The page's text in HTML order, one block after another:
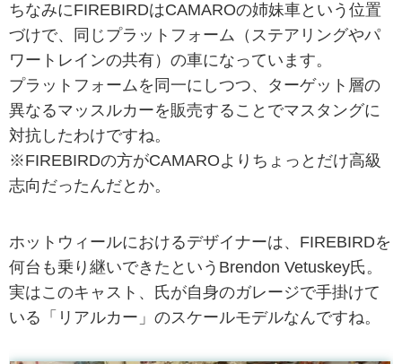
ちなみにFIREBIRDはCAMAROの姉妹車という位置
づけで、同じプラットフォーム（ステアリングやパ
ワートレインの共有）の車になっています。
プラットフォームを同一にしつつ、ターゲット層の
異なるマッスルカーを販売することでマスタングに
対抗したわけですね。
※FIREBIRDの方がCAMAROよりちょっとだけ高級
志向だったんだとか。
ホットウィールにおけるデザイナーは、FIREBIRDを
何台も乗り継いできたというBrendon Vetuskey氏。
実はこのキャスト、氏が自身のガレージで手掛けて
いる「リアルカー」のスケールモデルなんですね。